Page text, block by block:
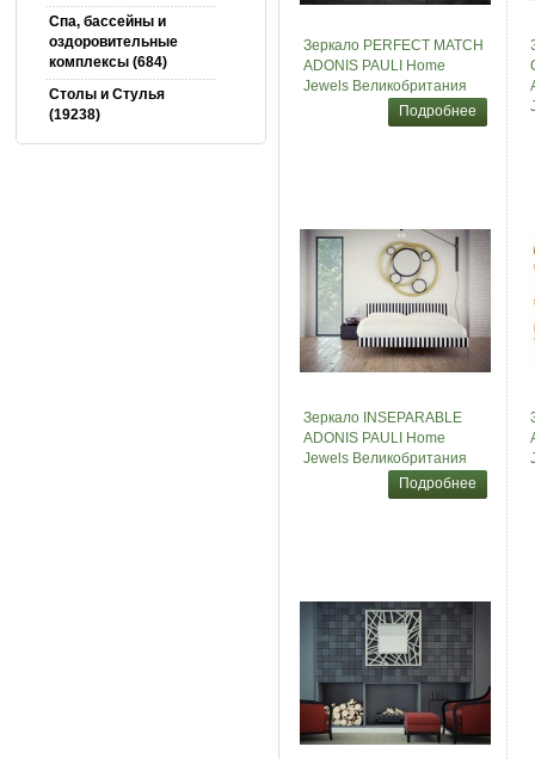
Спа, бассейны и
оздоровительные
комплексы (684)
Столы и Cтулья
(19238)
Зеркало PERFECT MATCH
ADONIS PAULI Home
Jewels Великобритания
Подробнее
Зеркало INSEPARABLE
ADONIS PAULI Home
Jewels Великобритания
Подробнее